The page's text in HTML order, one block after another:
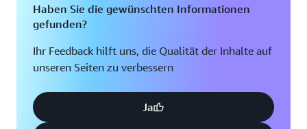
Haben Sie die gewünschten Informationen
gefunden?
Ihr Feedback hilft uns, die Qualität der Inhalte auf
unseren Seiten zu verbessern
Ja